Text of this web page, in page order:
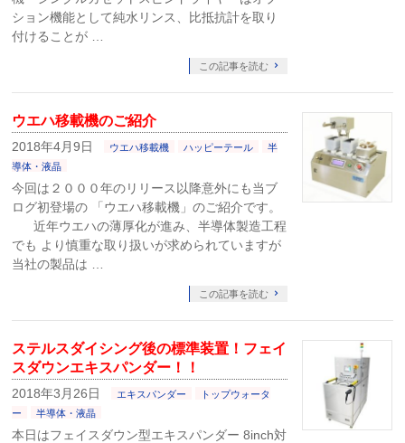
ション機能として純水リンス、比抵抗計を取り
付けることが …
この記事を読む
ウエハ移載機のご紹介
2018年4月9日 ウエハ移載機 ハッピーテール
半
導体・液晶
今回は２０００年のリリース以降意外にも当ブ
ログ初登場の 「ウエハ移載機」のご紹介です。
近年ウエハの薄厚化が進み、半導体製造工程
でも より慎重な取り扱いが求められていますが
当社の製品は …
この記事を読む
ステルスダイシング後の標準装置！フェイ
スダウンエキスパンダー！！
2018年3月26日 エキスパンダー
トップウォータ
ー
半導体・液晶
本日はフェイスダウン型エキスパンダー 8inch対